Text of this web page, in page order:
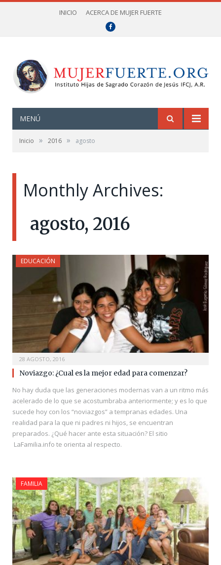
INICIO ACERCA DE MUJER FUERTE
Facebook
MENÚ
Inicio » 2016 » agosto
Monthly Archives:
agosto, 2016
EDUCACIÓN
28 AGOSTO, 2016
Noviazgo: ¿Cual es la mejor edad para comenzar?
No hay duda que las generaciones modernas van a un ritmo más
acelerado de lo que se acostumbraba anteriormente; y es lo que
sucede hoy con los “noviazgos” a tempranas edades. Una
realidad para la que ni padres ni hijos, se encuentran
preparados. ¿Qué hacer ante esta situación? El sitio
LaFamilia.info te orienta al respecto.
FAMILIA